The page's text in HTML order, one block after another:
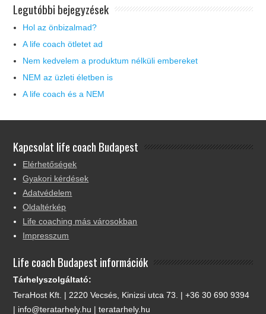
Legutóbbi bejegyzések
Hol az önbizalmad?
A life coach ötletet ad
Nem kedvelem a produktum nélküli embereket
NEM az üzleti életben is
A life coach és a NEM
Kapcsolat life coach Budapest
Elérhetőségek
Gyakori kérdések
Adatvédelem
Oldaltérkép
Life coaching más városokban
Impresszum
Life coach Budapest információk
Tárhelyszolgáltató:
TeraHost Kft. | 2220 Vecsés, Kinizsi utca 73. | +36 30 690 9394
| info@teratarhely.hu | teratarhely.hu